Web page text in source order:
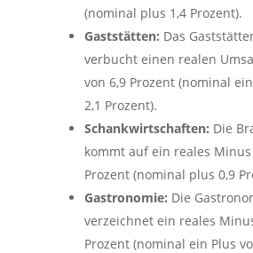
(nominal plus 1,4 Prozent).
Gaststätten: Das
verbucht einen realen
von 6,9 Prozent (nominal
2,1 Prozent).
Schankwirtschaften: Die
kommt auf ein reales Minus
Prozent (nominal plus 0,9
Gastronomie: Die
verzeichnet ein reales
Prozent (nominal ein Plus